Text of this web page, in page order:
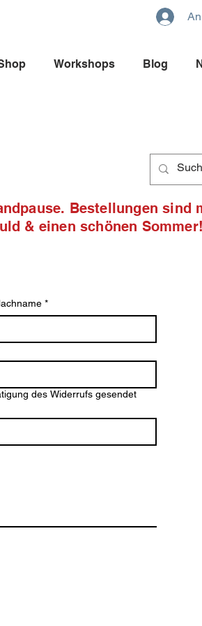
Workshops Blog
Bestellungen sind
& einen schönen Sommer!
*
des Widerrufs gesendet